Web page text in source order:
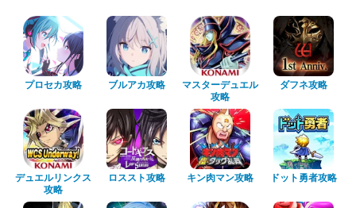
プロセカ攻略 ブルアカ攻略
マスターデュエル
攻略
ダフネ攻略
デュエルリンクス
攻略
ロススト攻略 キン肉マン攻略 ドット勇者攻略